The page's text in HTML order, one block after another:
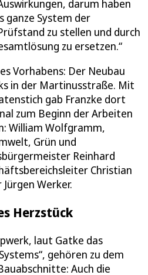
darum haben
ganze System der
zu stellen und durch
zu ersetzen.“
Vorhabens: Der Neubau
in der Martinusstraße. Mit
gab Franzke dort
zum Beginn der Arbeiten
William Wolfgramm,
Grün und
Reinhard
Christian
Werker.
Herzstück
laut Gatke das
gehören zu dem
Auch die